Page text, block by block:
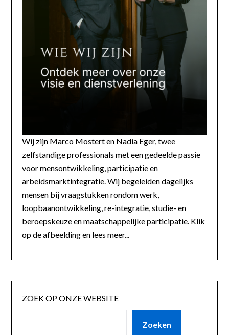
Wij zijn Marco Mostert en Nadia Eger, twee
zelfstandige professionals met een gedeelde passie
voor mensontwikkeling, participatie en
arbeidsmarktintegratie. Wij begeleiden dagelijks
mensen bij vraagstukken rondom werk,
loopbaanontwikkeling, re-integratie, studie- en
beroepskeuze en maatschappelijke participatie. Klik
op de afbeelding en lees meer...
ZOEK OP ONZE WEBSITE
Zoeken